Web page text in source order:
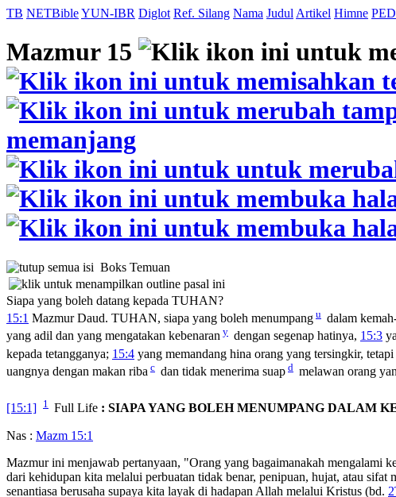
TB NETBibleYUN-IBR Diglot Ref. Silang Nama Judul Artikel Himne
Mazmur 15
Boks Temuan
Siapa yang boleh datang kepada TUHAN?
15:1 Mazmur Daud. TUHAN, siapa yang boleh menumpang u dalam
yang adil dan yang mengatakan kebenaran y dengan segenap hatinya, 15:3
kepada tetangganya; 15:4 yang memandang hina orang yang tersingkir,
uangnya dengan makan riba c dan tidak menerima suap d melawan orang
[15:1] 1 Full Life : SIAPA YANG BOLEH MENUMPANG DALAM
Nas : Mazm 15:1
Mazmur ini menjawab pertanyaan, "Orang yang bagaimanakah mengalami
dari kehidupan kita melalui perbuatan tidak benar, penipuan, hujat, atau
senantiasa berusaha supaya kita layak di hadapan Allah melalui Kristus (bd.